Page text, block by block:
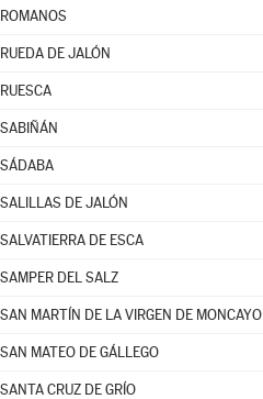
ROMANOS
RUEDA DE JALÓN
RUESCA
SABIÑÁN
SÁDABA
SALILLAS DE JALÓN
SALVATIERRA DE ESCA
SAMPER DEL SALZ
SAN MARTÍN DE LA VIRGEN DE MONCAYO
SAN MATEO DE GÁLLEGO
SANTA CRUZ DE GRÍO